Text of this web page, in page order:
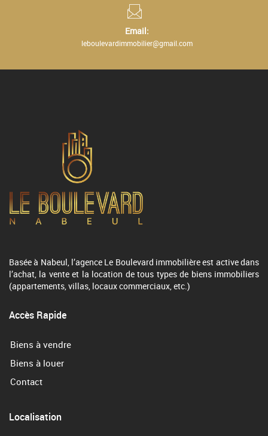
Email:
leboulevardimmobilier@gmail.com
Basée à Nabeul, l’agence Le Boulevard immobilière est active dans
l’achat, la vente et la location de tous types de biens immobiliers
(appartements, villas, locaux commerciaux, etc.)
Accès Rapide
Biens à vendre
Biens à louer
Contact
Localisation